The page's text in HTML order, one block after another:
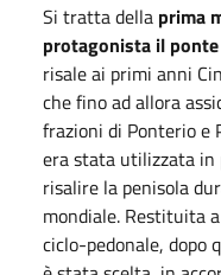
Si tratta della prima
protagonista il
risale ai primi anni
che fino ad allora
frazioni di Ponterio e
era stata utilizzata in
risalire la penisola
mondiale. Restituita
ciclo-pedonale, dopo